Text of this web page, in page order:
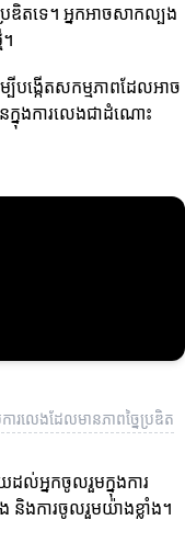
ឌិតទេ។ អ្នកអាចសាកល្បង
បីបង្កើតសកម្មភាពដែលអាច
ក្នុងការលេងជាដំណោះ
រលេងដែលមានភាពច្នៃប្រឌិត
ល់អ្នកចូលរួមក្នុងការ
និងការចូលរួមយ៉ាងខ្លាំង។